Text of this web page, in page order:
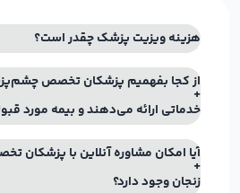
هزینه ویزیت پزشک چقدر است؟
از کجا بفهمیم پزشکان تخصص
خدماتی ارائه می‌دهند و بیمه مورد
آیا امکان مشاوره آنلاین با
زنجان وجود دارد؟